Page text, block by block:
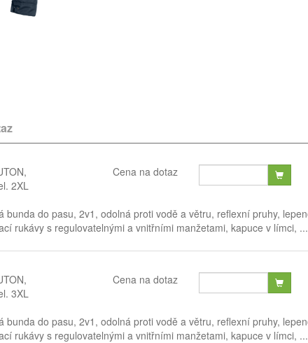
2XL
Cena na dotaz
bunda do pasu, 2v1, odolná proti vodě a větru, reflexní pruhy,
rukávy s regulovatelnými a vnitřními manžetami, kapuce v límci, ...
3XL
Cena na dotaz
bunda do pasu, 2v1, odolná proti vodě a větru, reflexní pruhy,
rukávy s regulovatelnými a vnitřními manžetami, kapuce v límci, ...